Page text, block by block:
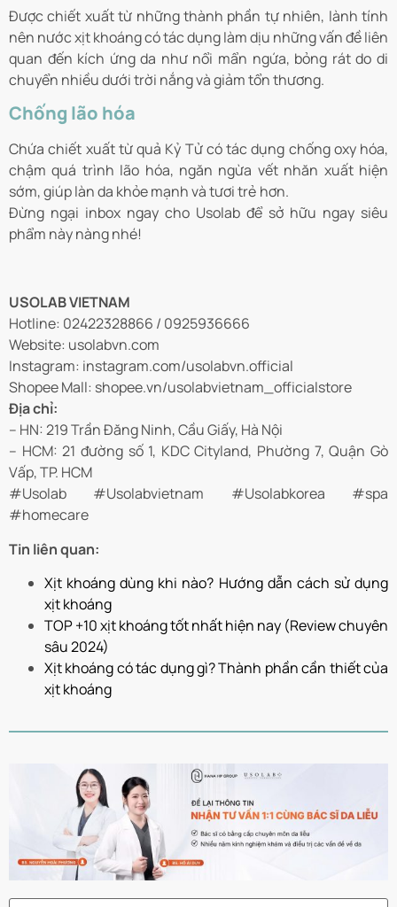
Được chiết xuất từ những thành phần tự nhiên, lành tính
nên nước xịt khoáng có tác dụng làm dịu những vấn đề liên
quan đến kích ứng da như nổi mẩn ngứa, bỏng rát do di
chuyển nhiều dưới trời nắng và giảm tổn thương.
Chống lão hóa
Chứa chiết xuất từ quả Kỷ Tử có tác dụng chống oxy hóa,
chậm quá trình lão hóa, ngăn ngừa vết nhăn xuất hiện
sớm, giúp làn da khỏe mạnh và tươi trẻ hơn.
Đừng ngại inbox ngay cho Usolab để sở hữu ngay siêu
phẩm này nàng nhé!
USOLAB VIETNAM
Hotline: 02422328866 / 0925936666
Website: usolabvn.com
Instagram: instagram.com/usolabvn.official
Shopee Mall: shopee.vn/usolabvietnam_officialstore
Địa chỉ:
– HN: 219 Trần Đăng Ninh, Cầu Giấy, Hà Nội
– HCM: 21 đường số 1, KDC Cityland, Phường 7, Quận Gò
Vấp, TP. HCM
#Usolab #Usolabvietnam #Usolabkorea #spa
#homecare
Tin liên quan:
Xịt khoáng dùng khi nào? Hướng dẫn cách sử dụng
xịt khoáng
TOP +10 xịt khoáng tốt nhất hiện nay (Review chuyên
sâu 2024)
Xịt khoáng có tác dụng gì? Thành phần cần thiết của
xịt khoáng